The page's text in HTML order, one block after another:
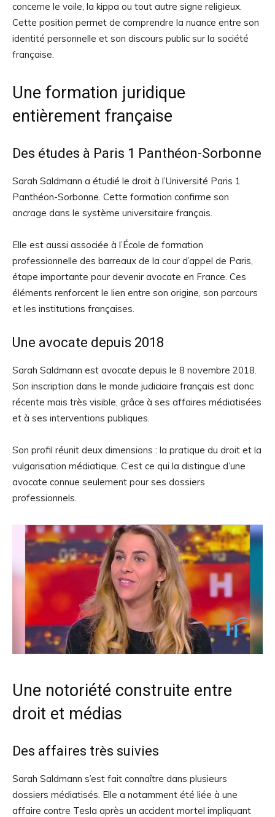
concerne le voile, la kippa ou tout autre signe religieux.
Cette position permet de comprendre la nuance entre son
identité personnelle et son discours public sur la société
française.
Une formation juridique
entièrement française
Des études à Paris 1 Panthéon-Sorbonne
Sarah Saldmann a étudié le droit à l’Université Paris 1
Panthéon-Sorbonne. Cette formation confirme son
ancrage dans le système universitaire français.
Elle est aussi associée à l’École de formation
professionnelle des barreaux de la cour d’appel de Paris,
étape importante pour devenir avocate en France. Ces
éléments renforcent le lien entre son origine, son parcours
et les institutions françaises.
Une avocate depuis 2018
Sarah Saldmann est avocate depuis le 8 novembre 2018.
Son inscription dans le monde judiciaire français est donc
récente mais très visible, grâce à ses affaires médiatisées
et à ses interventions publiques.
Son profil réunit deux dimensions : la pratique du droit et la
vulgarisation médiatique. C’est ce qui la distingue d’une
avocate connue seulement pour ses dossiers
professionnels.
Une notoriété construite entre
droit et médias
Des affaires très suivies
Sarah Saldmann s’est fait connaître dans plusieurs
dossiers médiatisés. Elle a notamment été liée à une
affaire contre Tesla après un accident mortel impliquant